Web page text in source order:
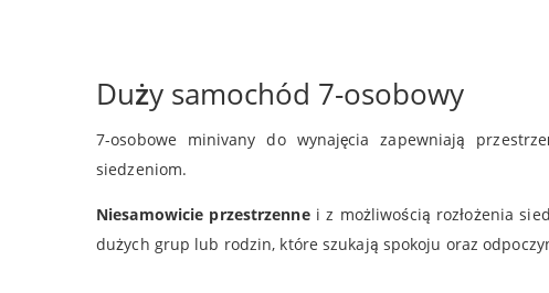
Duży samochód 7-osobowy
7-osobowe minivany do wynajęcia zapewniają
siedzeniom.
Niesamowicie przestrzennei z możliwością rozłożenia
dużych grup lub rodzin, które szukają spokoju oraz